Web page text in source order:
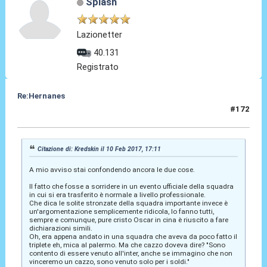
Lazionetter
40.131
Registrato
Re:Hernanes
#172
Citazione di: Kredskin il 10 Feb 2017, 17:11
A mio avviso stai confondendo ancora le due cose.
Il fatto che fosse a sorridere in un evento ufficiale della squadra
in cui si era trasferito è normale a livello professionale.
Che dica le solite stronzate della squadra importante invece è
un'argomentazione semplicemente ridicola, lo fanno tutti,
sempre e comunque, pure cristo Oscar in cina è riuscito a fare
dichiarazioni simili.
Oh, era appena andato in una squadra che aveva da poco fatto il
triplete eh, mica al palermo. Ma che cazzo doveva dire? "Sono
contento di essere venuto all'inter, anche se immagino che non
vinceremo un cazzo, sono venuto solo per i soldi."